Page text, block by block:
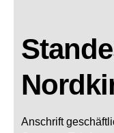
Anschrift